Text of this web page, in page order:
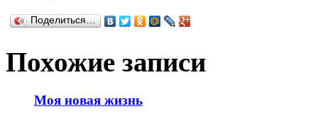
Поделиться…
Похожие записи
Моя новая жизнь